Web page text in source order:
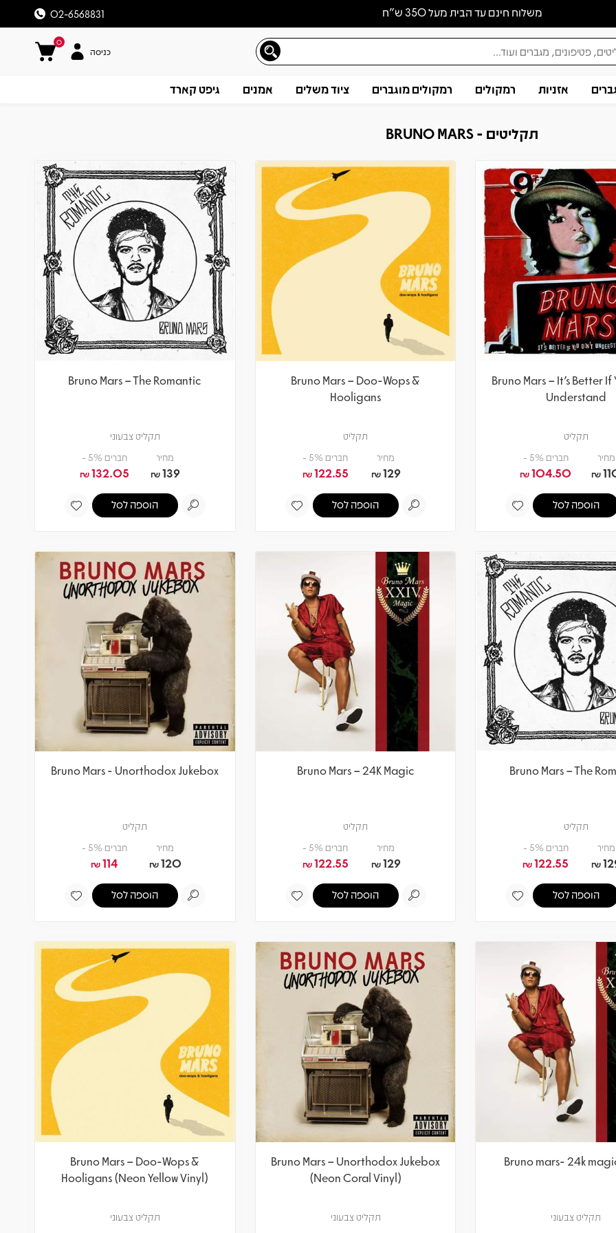
משלוח חינם עד הבית מעל 350 ש״ח 02-6568831
0
כניסה
אזניות רמקולים רמקולים מוגברים ציוד משלים אמנים גיפט קארד
תקליטים - BRUNO MARS
Bruno Mars – It's Better If
Understand
תקליט
מחיר
₪
חברים 5% -
104.50
₪
הוספה לסל
Bruno Mars – Doo-Wops &
Hooligans
תקליט
מחיר
129
₪
חברים 5% -
122.55
₪
הוספה לסל
Bruno Mars – The Romantic
תקליט צבעוני
מחיר
139
₪
חברים 5% -
132.05
₪
הוספה לסל
Bruno Mars – The
תקליט
מחיר
₪
חברים 5% -
122.55
₪
הוספה לסל
Bruno Mars – 24K Magic
תקליט
מחיר
129
₪
חברים 5% -
122.55
₪
הוספה לסל
Bruno Mars - Unorthodox Jukebox
תקליט
מחיר
120
₪
חברים 5% -
114
₪
הוספה לסל
Bruno mars- 24k
תקליט צבעוני
Bruno Mars – Unorthodox Jukebox
(Neon Coral Vinyl)
תקליט צבעוני
Bruno Mars – Doo-Wops &
Hooligans (Neon Yellow Vinyl)
תקליט צבעוני